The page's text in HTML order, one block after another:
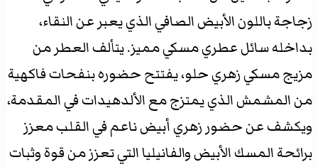
زجاجة باللون الأبيض الصافي الذي يعبر عن النقاء،
بداخله سائل عطري مسكي مميز. يتألف العطر من
مزيج مسكي زهري حلو، يفتتح حضوره بنفحات فاكهية
من المشمش الذي يمتزج مع الألدهيدات في المقدمة،
ويكشف عن حضور زهري أبيض ناعم في القلب معزز
برائحة المسك الأبيض والفانيليا التي تعزز من قوة وثبات